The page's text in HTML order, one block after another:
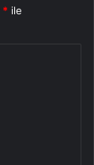
* ile